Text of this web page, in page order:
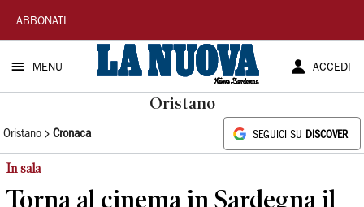
La
Nuova
Sardegna
ABBONATI
MENU ACCEDI
Oristano
Oristano Cronaca SEGUICI SU DISCOVER
In sala
Torna al cinema in Sardegna il